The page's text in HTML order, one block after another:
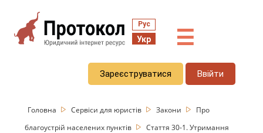
Рус
Укр ☰
Зареєструватися Ввійти
Головна Сервіси для юристів Закони
Про
благоустрій населених пунктів
Стаття 30-1. Утримання